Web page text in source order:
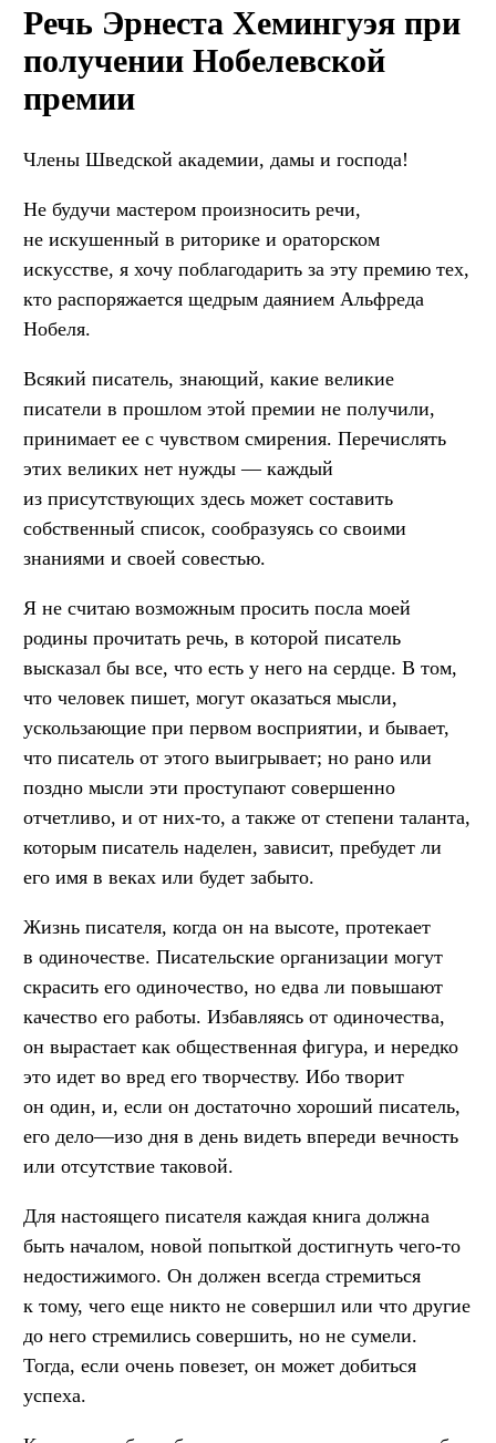
Речь Эрнеста Хемингуэя при
получении Нобелевской
премии
Члены Шведской академии, дамы и господа!
Не будучи мастером произносить речи,
не искушенный в риторике и ораторском
искусстве, я хочу поблагодарить за эту премию тех,
кто распоряжается щедрым даянием Альфреда
Нобеля.
Всякий писатель, знающий, какие великие
писатели в прошлом этой премии не получили,
принимает ее с чувством смирения. Перечислять
этих великих нет нужды — каждый
из присутствующих здесь может составить
собственный список, сообразуясь со своими
знаниями и своей совестью.
Я не считаю возможным просить посла моей
родины прочитать речь, в которой писатель
высказал бы все, что есть у него на сердце. В том,
что человек пишет, могут оказаться мысли,
ускользающие при первом восприятии, и бывает,
что писатель от этого выигрывает; но рано или
поздно мысли эти проступают совершенно
отчетливо, и от них-то, а также от степени таланта,
которым писатель наделен, зависит, пребудет ли
его имя в веках или будет забыто.
Жизнь писателя, когда он на высоте, протекает
в одиночестве. Писательские организации могут
скрасить его одиночество, но едва ли повышают
качество его работы. Избавляясь от одиночества,
он вырастает как общественная фигура, и нередко
это идет во вред его творчеству. Ибо творит
он один, и, если он достаточно хороший писатель,
его дело—изо дня в день видеть впереди вечность
или отсутствие таковой.
Для настоящего писателя каждая книга должна
быть началом, новой попыткой достигнуть чего-то
недостижимого. Он должен всегда стремиться
к тому, чего еще никто не совершил или что другие
до него стремились совершить, но не сумели.
Тогда, если очень повезет, он может добиться
успеха.